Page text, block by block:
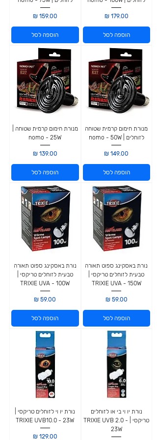
מחיר
הוספה לסל
מחיר
הוספה לסל
מנורת חימום קרמית שטוחה
לזוחלים | nomo - 50W
מחיר
הוספה לסל
מנורת חימום קרמית שטוחה |
nomo - 25W
מחיר
הוספה לסל
נורת באסקינג ספוט תאורה
טבעית לזוחלים טריקסי |
TRIXIE UVA - 150W
מחיר
הוספה לסל
נורת באסקינג ספוט תאורה
טבעית לזוחלים טריקסי |
TRIXIE UVA - 100W
מחיר
הוספה לסל
נורת יו וי בי או לזוחלים
טריקסי | TRIXIE UVB 2.0 -
23W
נורת יו וי לזוחלים טריקסי |
TRIXIE UVB10.0 - 23W
מחיר